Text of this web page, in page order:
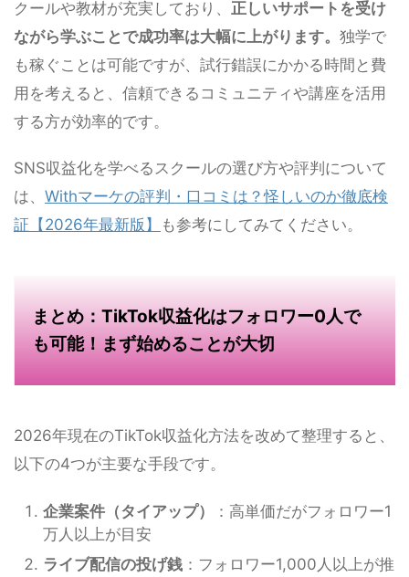
クールや教材が充実しており、 正しいサポートを受け
ながら学ぶことで成功率は大幅に上がります。 独学で
も稼ぐことは可能ですが、試行錯誤にかかる時間と費
用を考えると、信頼できるコミュニティや講座を活用
する方が効率的です。
SNS収益化を学べるスクールの選び方や評判について
は、 Withマーケの評判・口コミは？怪しいのか徹底検
証【2026年最新版】
も参考にしてみてください。
まとめ：TikTok収益化はフォロワー0人で
も可能！まず始めることが大切
2026年現在のTikTok収益化方法を改めて整理すると、
以下の4つが主要な手段です。
企業案件（タイアップ）
：高単価だがフォロワー1
万人以上が目安
ライブ配信の投げ銭 ：フォロワー1,000人以上が推